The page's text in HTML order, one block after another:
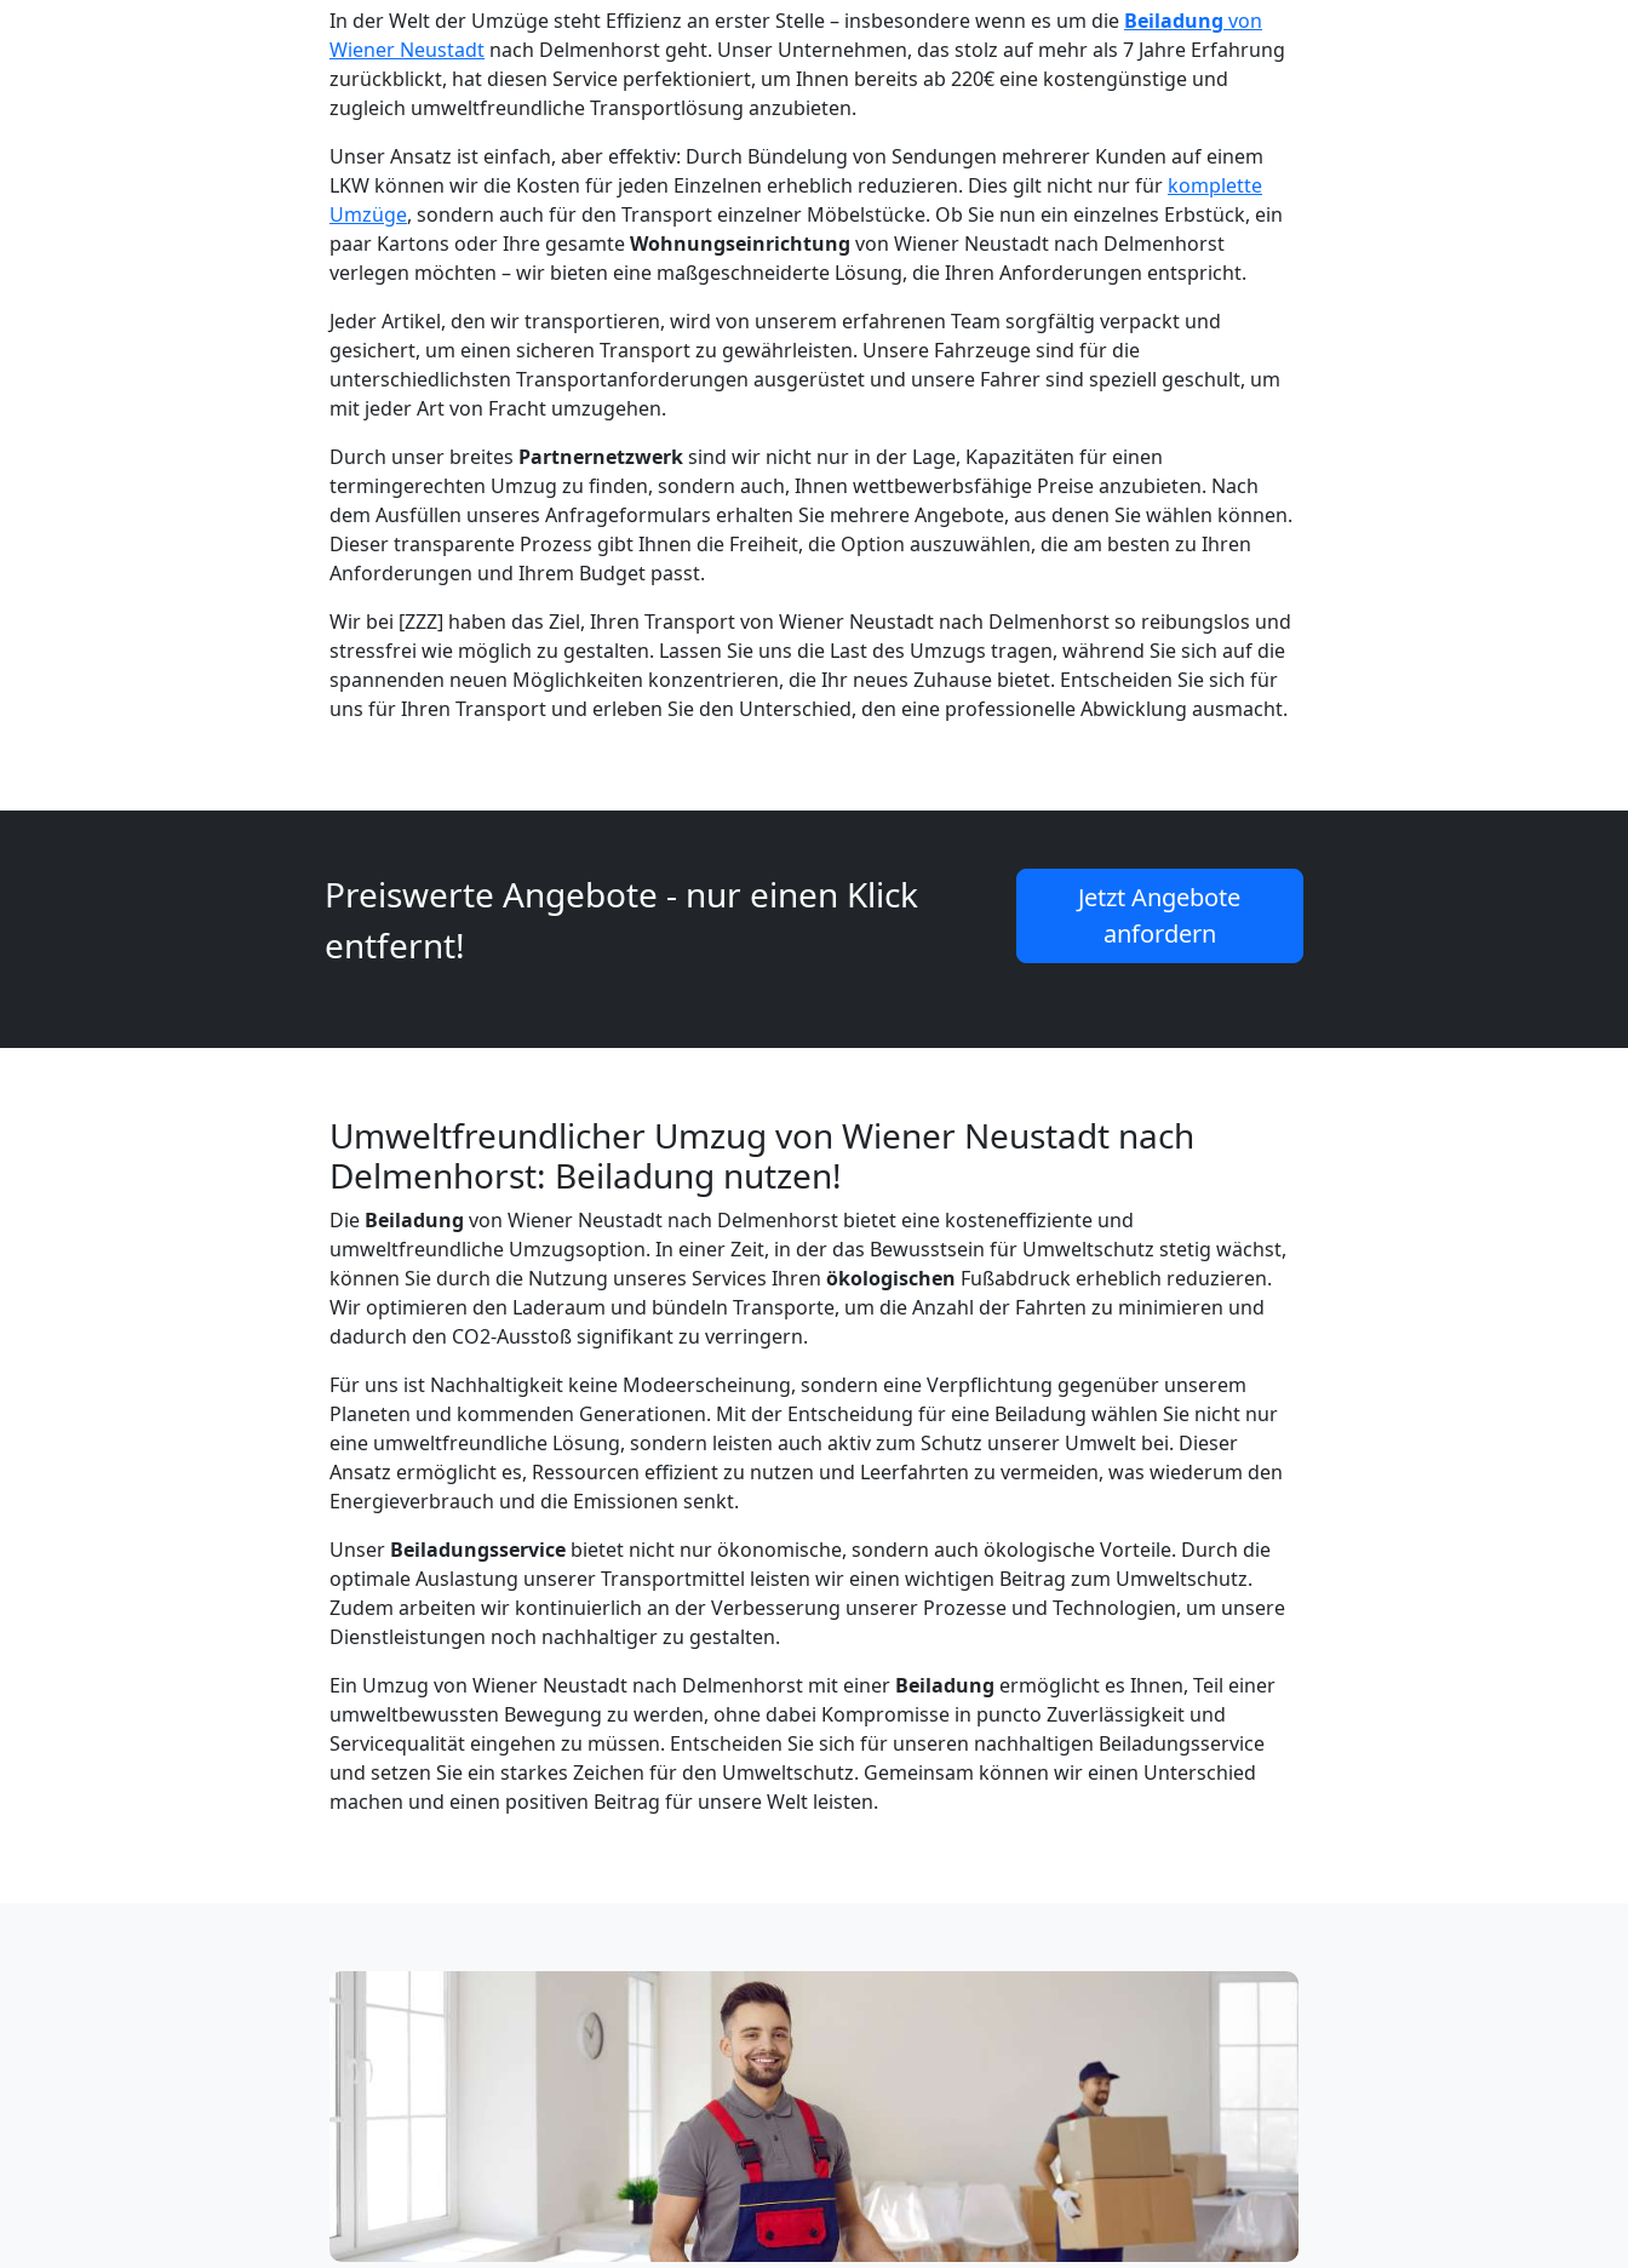
In der Welt der Umzüge steht Effizienz an erster Stelle – insbesondere wenn es um die Beiladung von
Wiener Neustadt nach Delmenhorst geht. Unser Unternehmen, das stolz auf mehr als 7 Jahre Erfahrung
zurückblickt, hat diesen Service perfektioniert, um Ihnen bereits ab 220€ eine kostengünstige und
zugleich umweltfreundliche Transportlösung anzubieten.
Unser Ansatz ist einfach, aber effektiv: Durch Bündelung von Sendungen mehrerer Kunden auf einem
LKW können wir die Kosten für jeden Einzelnen erheblich reduzieren. Dies gilt nicht nur für komplette
Umzüge, sondern auch für den Transport einzelner Möbelstücke. Ob Sie nun ein einzelnes Erbstück, ein
paar Kartons oder Ihre gesamteWohnungseinrichtung von Wiener Neustadt nach Delmenhorst
verlegen möchten – wir bieten eine maßgeschneiderte Lösung, die Ihren Anforderungen entspricht.
Jeder Artikel, den wir transportieren, wird von unserem erfahrenen Team sorgfältig verpackt und
gesichert, um einen sicheren Transport zu gewährleisten. Unsere Fahrzeuge sind für die
unterschiedlichsten Transportanforderungen ausgerüstet und unsere Fahrer sind speziell geschult, um
mit jeder Art von Fracht umzugehen.
Durch unser breites Partnernetzwerksind wir nicht nur in der Lage, Kapazitäten für einen
termingerechten Umzug zu finden, sondern auch, Ihnen wettbewerbsfähige Preise anzubieten. Nach
dem Ausfüllen unseres Anfrageformulars erhalten Sie mehrere Angebote, aus denen Sie wählen können.
Dieser transparente Prozess gibt Ihnen die Freiheit, die Option auszuwählen, die am besten zu Ihren
Anforderungen und Ihrem Budget passt.
Wir bei [ZZZ] haben das Ziel, Ihren Transport von Wiener Neustadt nach Delmenhorst so reibungslos und
stressfrei wie möglich zu gestalten. Lassen Sie uns die Last des Umzugs tragen, während Sie sich auf die
spannenden neuen Möglichkeiten konzentrieren, die Ihr neues Zuhause bietet. Entscheiden Sie sich für
uns für Ihren Transport und erleben Sie den Unterschied, den eine professionelle Abwicklung ausmacht.
Preiswerte Angebote - nur einen Klick
entfernt!
Jetzt Angebote
anfordern
Umweltfreundlicher Umzug von Wiener Neustadt nach
Delmenhorst: Beiladung nutzen!
Die Beiladung von Wiener Neustadt nach Delmenhorst bietet eine kosteneffiziente und
umweltfreundliche Umzugsoption. In einer Zeit, in der das Bewusstsein für Umweltschutz stetig wächst,
können Sie durch die Nutzung unseres Services Ihren ökologischen Fußabdruck erheblich reduzieren.
Wir optimieren den Laderaum und bündeln Transporte, um die Anzahl der Fahrten zu minimieren und
dadurch den CO2-Ausstoß signifikant zu verringern.
Für uns ist Nachhaltigkeit keine Modeerscheinung, sondern eine Verpflichtung gegenüber unserem
Planeten und kommenden Generationen. Mit der Entscheidung für eine Beiladung wählen Sie nicht nur
eine umweltfreundliche Lösung, sondern leisten auch aktiv zum Schutz unserer Umwelt bei. Dieser
Ansatz ermöglicht es, Ressourcen effizient zu nutzen und Leerfahrten zu vermeiden, was wiederum den
Energieverbrauch und die Emissionen senkt.
Unser Beiladungsservice bietet nicht nur ökonomische, sondern auch ökologische Vorteile. Durch die
optimale Auslastung unserer Transportmittel leisten wir einen wichtigen Beitrag zum Umweltschutz.
Zudem arbeiten wir kontinuierlich an der Verbesserung unserer Prozesse und Technologien, um unsere
Dienstleistungen noch nachhaltiger zu gestalten.
Ein Umzug von Wiener Neustadt nach Delmenhorst mit einer Beiladung ermöglicht es Ihnen, Teil einer
umweltbewussten Bewegung zu werden, ohne dabei Kompromisse in puncto Zuverlässigkeit und
Servicequalität eingehen zu müssen. Entscheiden Sie sich für unseren nachhaltigen Beiladungsservice
und setzen Sie ein starkes Zeichen für den Umweltschutz. Gemeinsam können wir einen Unterschied
machen und einen positiven Beitrag für unsere Welt leisten.
Mann